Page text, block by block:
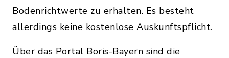
Bodenrichtwerte zu erhalten. Es besteht
allerdings keine kostenlose Auskunftspflicht.
Über das Portal Boris-Bayern sind die